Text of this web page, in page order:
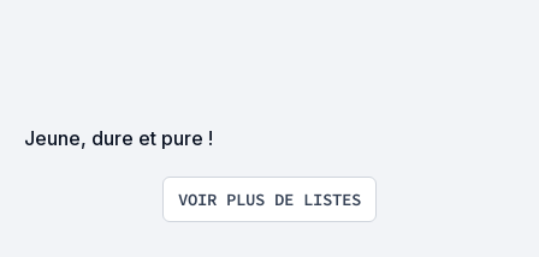
Jeune, dure et pure !
VOIR PLUS DE LISTES